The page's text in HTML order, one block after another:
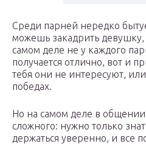
Среди парней нередко
можешь закадрить
самом деле не у каждого
получается отлично, вот и
тебя они не интересуют,
победах.
Но на самом деле в
сложного: нужно только
держаться уверенно, и все